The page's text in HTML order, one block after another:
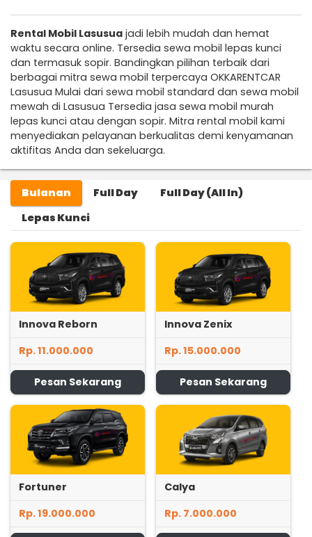
Rental Mobil Lasusua jadi lebih mudah dan hemat
waktu secara online. Tersedia sewa mobil lepas kunci
dan termasuk sopir. Bandingkan pilihan terbaik dari
berbagai mitra sewa mobil terpercaya OKKARENTCAR
Lasusua Mulai dari sewa mobil standard dan sewa mobil
mewah di Lasusua Tersedia jasa sewa mobil murah
lepas kunci atau dengan sopir. Mitra rental mobil kami
menyediakan pelayanan berkualitas demi kenyamanan
aktifitas Anda dan sekeluarga.
Bulanan Full Day
Full Day (All In)
Lepas Kunci
Innova Reborn
Rp. 11.000.000
Pesan Sekarang
Innova Zenix
Rp. 15.000.000
Pesan Sekarang
Fortuner
Rp. 19.000.000
Calya
Rp. 7.000.000